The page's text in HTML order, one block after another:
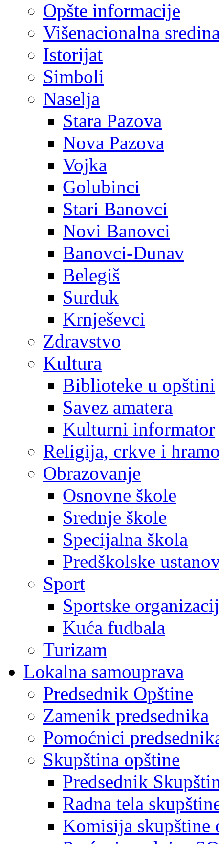
Opšte informacije
Višenacionalna
Istorijat
Simboli
Naselja
Stara Pazova
Nova Pazova
Vojka
Golubinci
Stari Banovci
Novi Banovci
Banovci-Dunav
Belegiš
Surduk
Krnješevci
Zdravstvo
Kultura
Biblioteke u opštini
Savez amatera
Kulturni informator
Religija, crkve i
Obrazovanje
Osnovne škole
Srednje škole
Specijalna škola
Predškolske
Sport
Sportske
Kuća fudbala
Turizam
Lokalna samouprava
Predsednik Opštine
Zamenik predsednika
Pomoćnici
Skupština opštine
Predsednik
Radna tela
Komisija skupštine